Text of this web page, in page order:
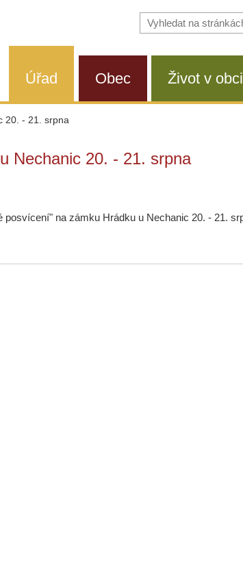
Vyhledávání
na
Úřad Obec Život v obci
20. - 21. srpna
Nechanic 20. - 21. srpna
na zámku Hrádku u Nechanic 20. - 21.